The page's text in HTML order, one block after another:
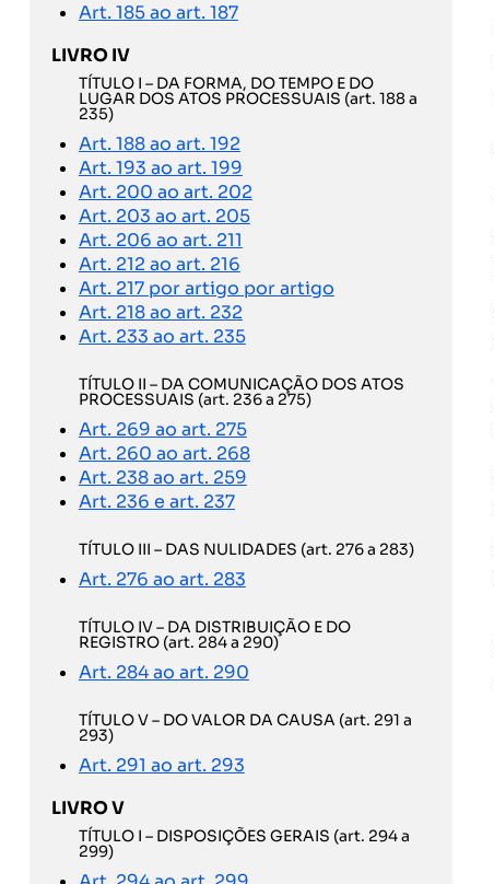
Art. 185 ao art. 187
LIVRO IV
TÍTULO I – DA FORMA, DO TEMPO E DO
LUGAR DOS ATOS PROCESSUAIS (art. 188 a
235)
Art. 188 ao art. 192
Art. 193 ao art. 199
Art. 200 ao art. 202
Art. 203 ao art. 205
Art. 206 ao art. 211
Art. 212 ao art. 216
Art. 217 por artigo por artigo
Art. 218 ao art. 232
Art. 233 ao art. 235
TÍTULO II – DA COMUNICAÇÃO DOS ATOS
PROCESSUAIS (art. 236 a 275)
Art. 269 ao art. 275
Art. 260 ao art. 268
Art. 238 ao art. 259
Art. 236 e art. 237
TÍTULO III – DAS NULIDADES (art. 276 a 283)
Art. 276 ao art. 283
TÍTULO IV – DA DISTRIBUIÇÃO E DO
REGISTRO (art. 284 a 290)
Art. 284 ao art. 290
TÍTULO V – DO VALOR DA CAUSA (art. 291 a
293)
Art. 291 ao art. 293
LIVRO V
TÍTULO I – DISPOSIÇÕES GERAIS (art. 294 a
299)